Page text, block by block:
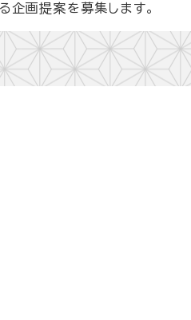
画提案を募集します。